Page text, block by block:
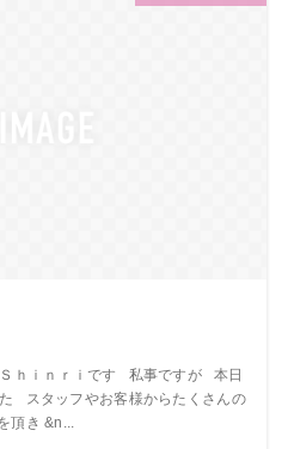
ｈｉｎｒｉです 私事ですが 本日
スタッフやお客様からたくさんの
頂き &n...